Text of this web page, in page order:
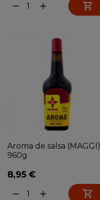
remove add 
Aroma de salsa (MAGGI)
960g
8,95 €
remove add 